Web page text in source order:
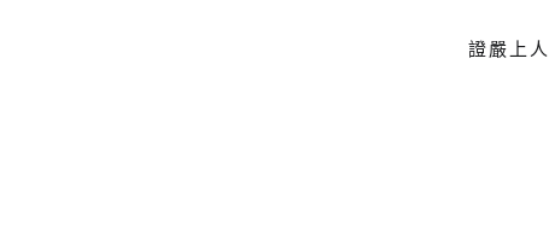
證嚴上人